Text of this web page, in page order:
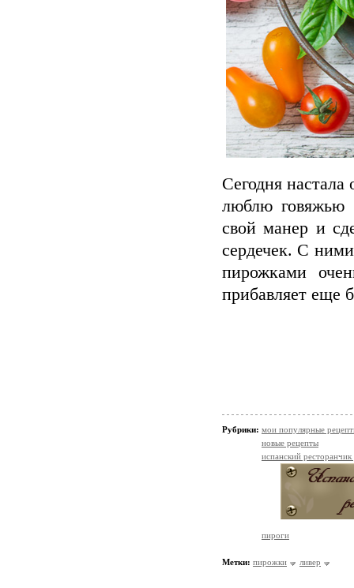
Сегодня
люблю говяжью
свой манер и
сердечек. С
пирожками
прибавляет еще
Рубрики: мои популярные
новые рецепты
испанский
пироги
Метки: пирожки ливер